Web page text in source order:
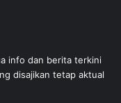
info dan berita terkini
disajikan tetap aktual